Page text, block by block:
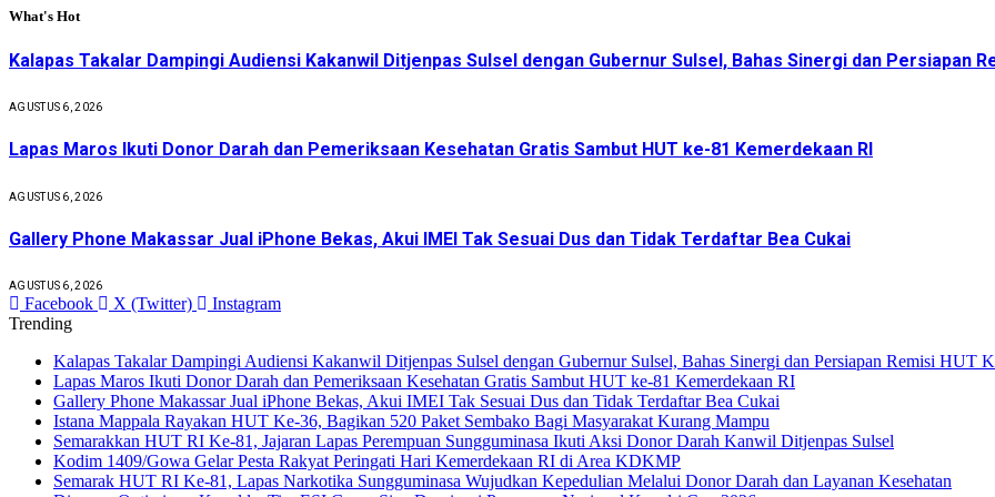
What's Hot
Kalapas Takalar Dampingi Audiensi Kakanwil Ditjenpas Sulsel dengan Gubernur Sulsel, Bahas Sinergi dan Persiapan
AGUSTUS 6, 2026
Lapas Maros Ikuti Donor Darah dan Pemeriksaan Kesehatan Gratis Sambut HUT ke-81 Kemerdekaan RI
AGUSTUS 6, 2026
Gallery Phone Makassar Jual iPhone Bekas, Akui IMEI Tak Sesuai Dus dan Tidak Terdaftar Bea Cukai
AGUSTUS 6, 2026
Facebook X (Twitter)
Instagram
Trending
Kalapas Takalar Dampingi Audiensi Kakanwil Ditjenpas Sulsel dengan Gubernur Sulsel, Bahas Sinergi dan Persiapan Remisi HUT
Lapas Maros Ikuti Donor Darah dan Pemeriksaan Kesehatan Gratis Sambut HUT ke-81 Kemerdekaan RI
Gallery Phone Makassar Jual iPhone Bekas, Akui IMEI Tak Sesuai Dus dan Tidak Terdaftar Bea Cukai
Istana Mappala Rayakan HUT Ke-36, Bagikan 520 Paket Sembako Bagi Masyarakat Kurang Mampu
Semarakkan HUT RI Ke-81, Jajaran Lapas Perempuan Sungguminasa Ikuti Aksi Donor Darah Kanwil Ditjenpas Sulsel
Kodim 1409/Gowa Gelar Pesta Rakyat Peringati Hari Kemerdekaan RI di Area KDKMP
Semarak HUT RI Ke-81, Lapas Narkotika Sungguminasa Wujudkan Kepedulian Melalui Donor Darah dan Layanan Kesehatan